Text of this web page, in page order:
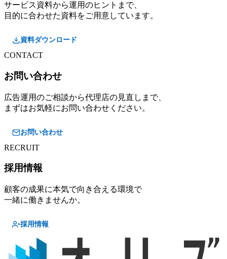
サービス資料から運用のヒントまで、
目的に合わせた資料をご用意しています。
資料ダウンロード
CONTACT
お問い合わせ
広告運用のご相談から代理店の見直しまで、
まずはお気軽にお問い合わせください。
お問い合わせ
RECRUIT
採用情報
顧客の成果に本気で向き合える環境で
一緒に働きませんか。
採用情報